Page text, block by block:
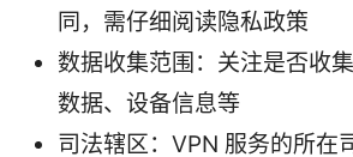
同，需仔细阅读隐私政策
数据收集范围：关注是否收
数据、设备信息等
司法辖区：VPN 服务的所在